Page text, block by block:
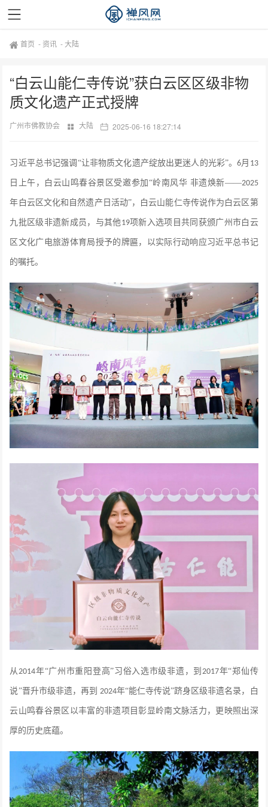
首页 - 资讯 -大陆
“白云山能仁寺传说”获白云区区级非物
质文化遗产正式授牌
广州市佛教协会 大陆 2025-06-16 18:27:14
习近平总书记强调 “让非物质文化遗产绽放出更迷人的光彩”。6月 13
日上午，白云山鸣春谷景区受邀参加“岭南风华 非遗焕新——2025
年白云区文化和自然遗产日活动”，白云山能仁寺传说作为白云区第
九批区级非遗新成员，与其他 19项新入选项目共同获颁广州市白云
区文化广电旅游体育局授予的牌匾，以实际行动响应习近平总书记
的嘱托。
从2014年“广州市重阳登高”习俗入选市级非遗，到2017年“郑仙传
说”晋升市级非遗，再到 2024年“能仁寺传说”跻身区级非遗名录，白
云山鸣春谷景区以丰富的非遗项目彰显岭南文脉活力，更映照出深
厚的历史底蕴。